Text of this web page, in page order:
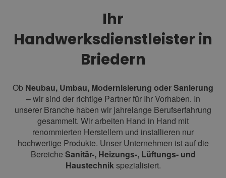
Ihr
Handwerksdienstleister in
Briedern
Ob Neubau, Umbau, Modernisierung oder Sanierung
– wir sind der richtige Partner für Ihr Vorhaben. In
unserer Branche haben wir jahrelange Berufserfahrung
gesammelt. Wir arbeiten Hand in Hand mit
renommierten Herstellern und installieren nur
hochwertige Produkte. Unser Unternehmen ist auf die
Bereiche Sanitär-, Heizungs-, Lüftungs- und
Haustechnikspezialisiert.